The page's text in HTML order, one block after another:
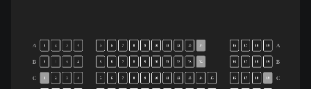
A
B
C
A
B
C
1 2 3 4 5 6 7 8 9 10 11 12 13 14 16 17 18 19
1 2 3 4 5 6 7 8 9 10 11 12 13 14 16 17 18 19
1 2 3 4 5 6 7 8 9 10 11 12 13 14 15 16 17 18 19